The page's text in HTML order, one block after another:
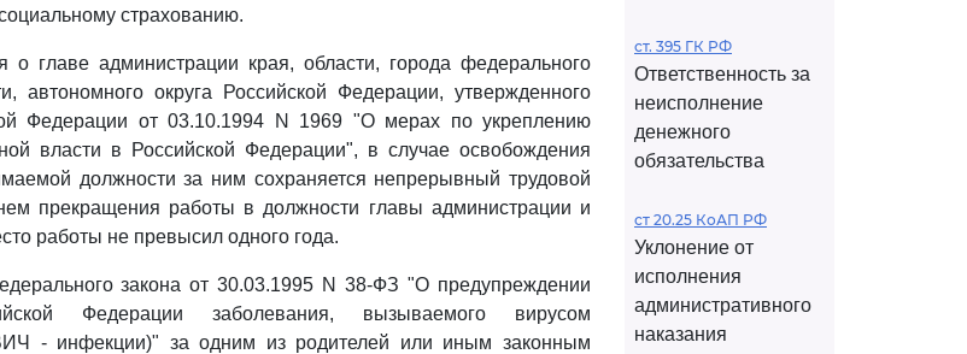
страхованию.
главе администрации края, области, города федерального
автономного округа Российской Федерации, утвержденного
Федерации от 03.10.1994 N 1969 "О мерах по укреплению
власти в Российской Федерации", в случае освобождения
должности за ним сохраняется непрерывный трудовой
прекращения работы в должности главы администрации и
работы не превысил одного года.
закона от 30.03.1995 N 38-ФЗ "О предупреждении
Федерации заболевания, вызываемого вирусом
- инфекции)" за одним из родителей или иным законным
ст. 395 ГК РФ
Ответственность за
неисполнение
денежного
обязательства
ст 20.25 КоАП РФ
Уклонение от
исполнения
административного
наказания